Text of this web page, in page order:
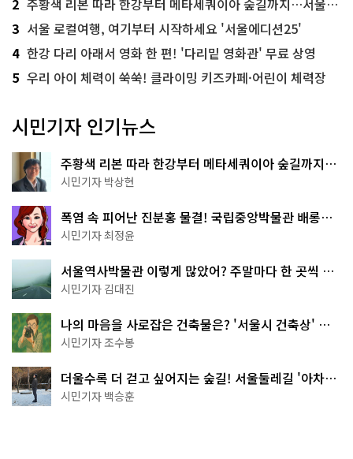
2 주황색 리본 따라 한강부터 메타세쿼이아 숲길까지…서울둘레길 15코스
3 서울 로컬여행, 여기부터 시작하세요 '서울에디션25'
4 한강 다리 아래서 영화 한 편! '다리밑 영화관' 무료 상영
5 우리 아이 체력이 쑥쑥! 클라이밍 키즈카페·어린이 체력장
시민기자 인기뉴스
주황색 리본 따라 한강부터 메타세쿼이아 숲길까지…
서울둘레길 15코스
시민기자 박상현
폭염 속 피어난 진분홍 물결! 국립중앙박물관 배롱나
무 명소
시민기자 최정윤
서울역사박물관 이렇게 많았어? 주말마다 한 곳씩 떠
나는 역사 산책
시민기자 김대진
나의 마음을 사로잡은 건축물은? '서울시 건축상' 수
상작 공개!
시민기자 조수봉
더울수록 더 걷고 싶어지는 숲길! 서울둘레길 '아차산
코스'
시민기자 백승훈